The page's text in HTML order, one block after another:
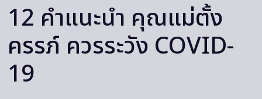
12 คำแนะนำ คุณแม่ตั้ง
ครรภ์ ควรระวัง COVID-
19